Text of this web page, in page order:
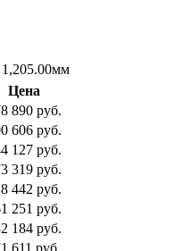
Цена
890 руб.
606 руб.
127 руб.
319 руб.
442 руб.
251 руб.
184 руб.